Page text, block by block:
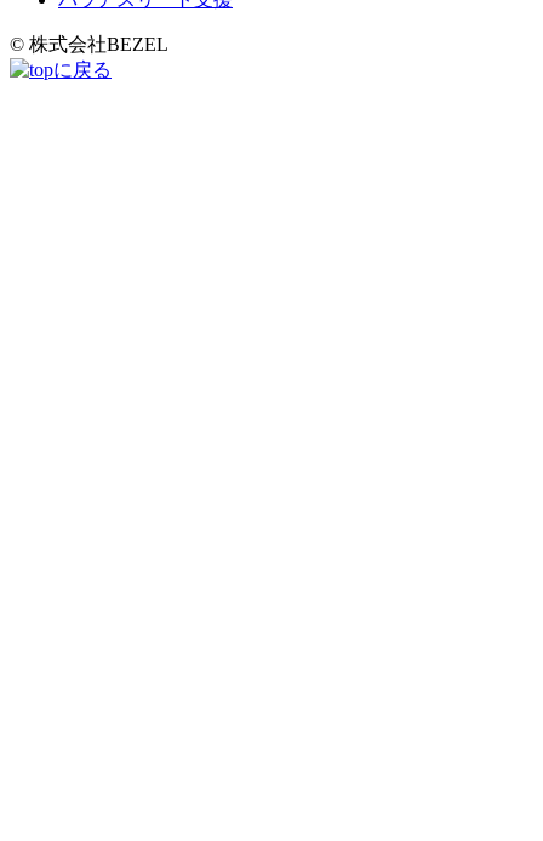
© 株式会社BEZEL